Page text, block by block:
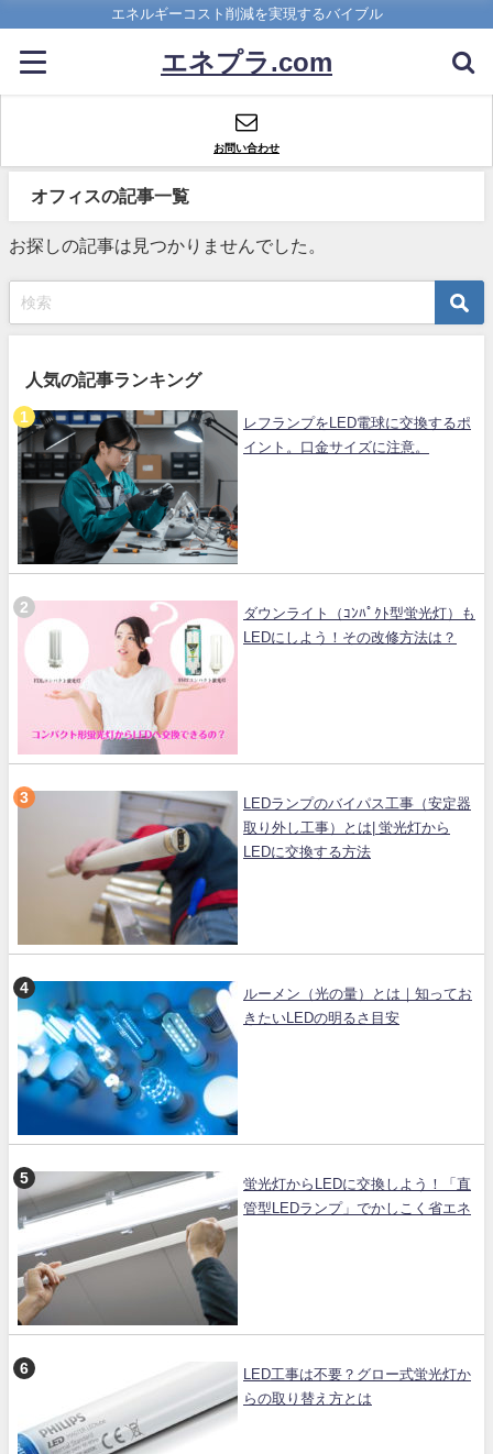
エネルギーコスト削減を実現するバイブル
エネプラ.com
お問い合わせ
オフィスの記事一覧
お探しの記事は見つかりませんでした。
人気の記事ランキング
レフランプをLED電球に交換するポ
イント。口金サイズに注意。
ダウンライト（ｺﾝﾊﾟｸﾄ型蛍光灯）も
LEDにしよう！その改修方法は？
LEDランプのバイパス工事（安定器
取り外し工事）とは| 蛍光灯から
LEDに交換する方法
ルーメン（光の量）とは｜知ってお
きたいLEDの明るさ目安
蛍光灯からLEDに交換しよう！「直
管型LEDランプ」でかしこく省エネ
LED工事は不要？グロー式蛍光灯か
らの取り替え方とは